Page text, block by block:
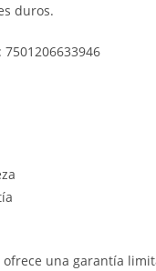
duros.
una garantía